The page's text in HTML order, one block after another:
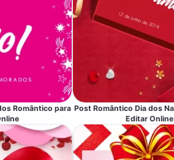
Romântico para Post Romântico Dia dos
Editar Online